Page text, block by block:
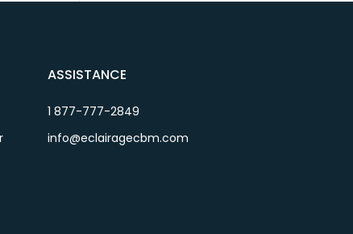
ASSISTANCE
1 877-777-2849
info@eclairagecbm.com